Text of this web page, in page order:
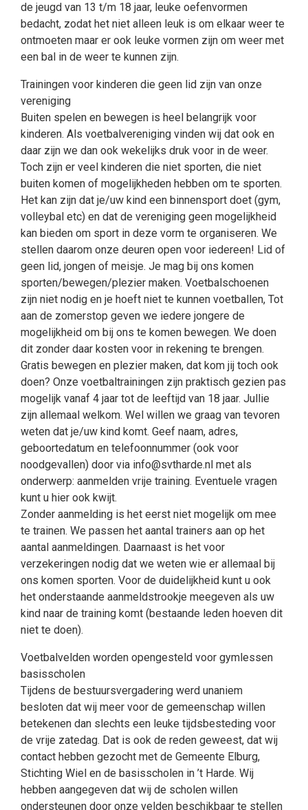
de jeugd van 13 t/m 18 jaar, leuke oefenvormen
bedacht, zodat het niet alleen leuk is om elkaar weer te
ontmoeten maar er ook leuke vormen zijn om weer met
een bal in de weer te kunnen zijn.
Trainingen voor kinderen die geen lid zijn van onze
vereniging
Buiten spelen en bewegen is heel belangrijk voor
kinderen. Als voetbalvereniging vinden wij dat ook en
daar zijn we dan ook wekelijks druk voor in de weer.
Toch zijn er veel kinderen die niet sporten, die niet
buiten komen of mogelijkheden hebben om te sporten.
Het kan zijn dat je/uw kind een binnensport doet (gym,
volleybal etc) en dat de vereniging geen mogelijkheid
kan bieden om sport in deze vorm te organiseren. We
stellen daarom onze deuren open voor iedereen! Lid of
geen lid, jongen of meisje. Je mag bij ons komen
sporten/bewegen/plezier maken. Voetbalschoenen
zijn niet nodig en je hoeft niet te kunnen voetballen, Tot
aan de zomerstop geven we iedere jongere de
mogelijkheid om bij ons te komen bewegen. We doen
dit zonder daar kosten voor in rekening te brengen.
Gratis bewegen en plezier maken, dat kom jij toch ook
doen? Onze voetbaltrainingen zijn praktisch gezien pas
mogelijk vanaf 4 jaar tot de leeftijd van 18 jaar. Jullie
zijn allemaal welkom. Wel willen we graag van tevoren
weten dat je/uw kind komt. Geef naam, adres,
geboortedatum en telefoonnummer (ook voor
noodgevallen) door via info@svtharde.nl met als
onderwerp: aanmelden vrije training. Eventuele vragen
kunt u hier ook kwijt.
Zonder aanmelding is het eerst niet mogelijk om mee
te trainen. We passen het aantal trainers aan op het
aantal aanmeldingen. Daarnaast is het voor
verzekeringen nodig dat we weten wie er allemaal bij
ons komen sporten. Voor de duidelijkheid kunt u ook
het onderstaande aanmeldstrookje meegeven als uw
kind naar de training komt (bestaande leden hoeven dit
niet te doen).
Voetbalvelden worden opengesteld voor gymlessen
basisscholen
Tijdens de bestuursvergadering werd unaniem
besloten dat wij meer voor de gemeenschap willen
betekenen dan slechts een leuke tijdsbesteding voor
de vrije zatedag. Dat is ook de reden geweest, dat wij
contact hebben gezocht met de Gemeente Elburg,
Stichting Wiel en de basisscholen in ’t Harde. Wij
hebben aangegeven dat wij de scholen willen
ondersteunen door onze velden beschikbaar te stellen